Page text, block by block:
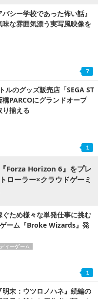
シー学校であった怖い話』
な雰囲気漂う実写風映像を
7
ルのグッズ販売店「SEGA ST
PARCOにグランドオープ
り揃える
1
Forza Horizon 6』をプレ
ローラー×クラウドゲーミ
ため様々な単発仕事に挑む
ーム『Broke Wizards』発
ィーゲーム
1
末：ウツロノハネ』続編の